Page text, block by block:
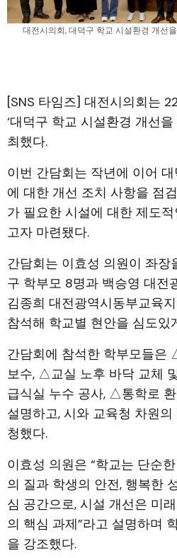
대전시의회, 대덕구 학교 시설환경 개선
[SNS 타임즈] 대전시의회는
‘대덕구 학교 시설환경 개선
최했다.
이번 간담회는 작년에 이어
에 대한 개선 조치 사항을 점
가 필요한 시설에 대한 제도
고자 마련됐다.
간담회는 이효성 의원이 좌장
구 학부모 8명과 백승영 대전
김종희 대전광역시동부교육
참석해 학교별 현안을 심도있
간담회에 참석한 학부모들은
보수, △교실 노후 바닥 교체
급식실 누수 공사, △통학로
설명하고, 시와 교육청 차원
청했다.
이효성 의원은 “학교는 단순
의 질과 학생의 안전, 행복한
심 공간으로, 시설 개선은 미
의 핵심 과제”라고 설명하며
을 강조했다.